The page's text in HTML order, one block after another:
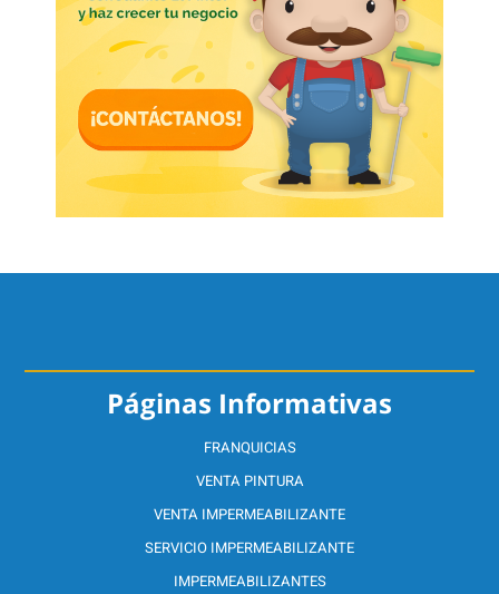
Páginas Informativas
FRANQUICIAS
VENTA PINTURA
VENTA IMPERMEABILIZANTE
SERVICIO IMPERMEABILIZANTE
IMPERMEABILIZANTES